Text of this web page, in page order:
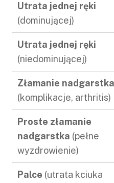
Utrata jednej ręki
(dominującej)
Utrata jednej ręki
(niedominującej)
Złamanie nadgarstka
(komplikacje, arthritis)
Proste złamanie
nadgarstka (pełne
wyzdrowienie)
Palce (utrata kciuka